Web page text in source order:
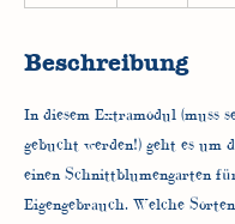
d
t
Beschreibung
In diesem Extramodul (muss
gebucht werden!) geht es um
einen Schnittblumengarten
Eigengebrauch. Welche